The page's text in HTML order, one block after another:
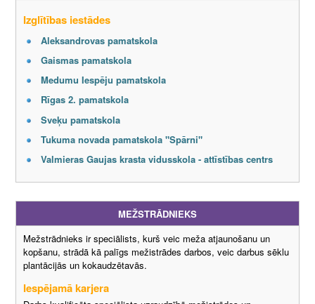
Izglītības iestādes
Aleksandrovas pamatskola
Gaismas pamatskola
Medumu Iespēju pamatskola
Rīgas 2. pamatskola
Sveķu pamatskola
Tukuma novada pamatskola "Spārni"
Valmieras Gaujas krasta vidusskola - attīstības centrs
MEŽSTRĀDNIEKS
Mežstrādnieks ir speciālists, kurš veic meža atjaunošanu un
kopšanu, strādā kā palīgs mežistrādes darbos, veic darbus sēklu
plantācijās un kokaudzētavās.
Iespējamā karjera